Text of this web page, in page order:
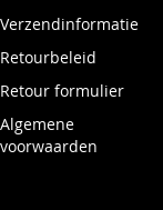
Verzendinformatie
Retourbeleid
Retour formulier
Algemene
voorwaarden